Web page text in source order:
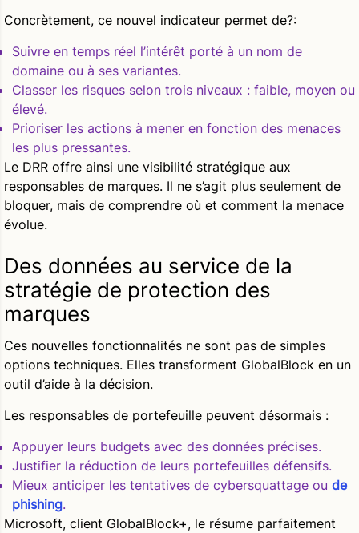
Concrètement, ce nouvel indicateur permet de?:
Suivre en temps réel l’intérêt porté à un nom de
domaine ou à ses variantes.
Classer les risques selon trois niveaux : faible, moyen ou
élevé.
Prioriser les actions à mener en fonction des menaces
les plus pressantes.
Le DRR offre ainsi une visibilité stratégique aux
responsables de marques. Il ne s’agit plus seulement de
bloquer, mais de comprendre où et comment la menace
évolue.
Des données au service de la
stratégie de protection des
marques
Ces nouvelles fonctionnalités ne sont pas de simples
options techniques. Elles transforment GlobalBlock en un
outil d’aide à la décision.
Les responsables de portefeuille peuvent désormais :
Appuyer leurs budgets avec des données précises.
Justifier la réduction de leurs portefeuilles défensifs.
Mieux anticiper les tentatives de cybersquattage ou de
phishing.
Microsoft, client GlobalBlock+, le résume parfaitement